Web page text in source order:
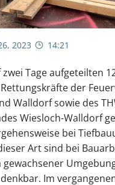
2023 14:21
Tage aufgeteilten
der
Walldorf sowie des
Wiesloch-Walldorf
bei
Art sind bei
Im